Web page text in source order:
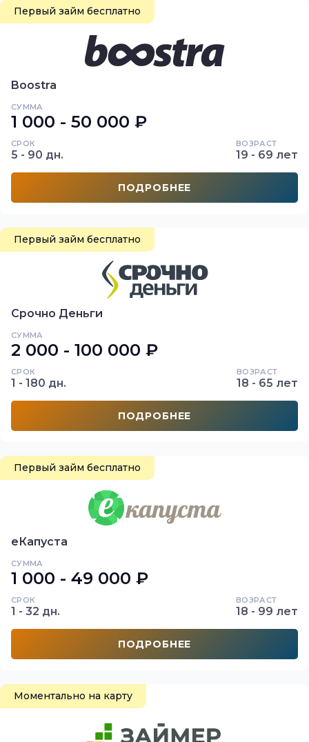
Первый займ бесплатно
Boostra
СУММА
1 000 - 50 000 ₽
СРОК
5 - 90 дн.
ВОЗРАСТ
19 - 69 лет
ПОДРОБНЕЕ
Первый займ бесплатно
Срочно Деньги
СУММА
2 000 - 100 000 ₽
СРОК
1 - 180 дн.
ВОЗРАСТ
18 - 65 лет
ПОДРОБНЕЕ
Первый займ бесплатно
еКапуста
СУММА
1 000 - 49 000 ₽
СРОК
1 - 32 дн.
ВОЗРАСТ
18 - 99 лет
ПОДРОБНЕЕ
Моментально на карту